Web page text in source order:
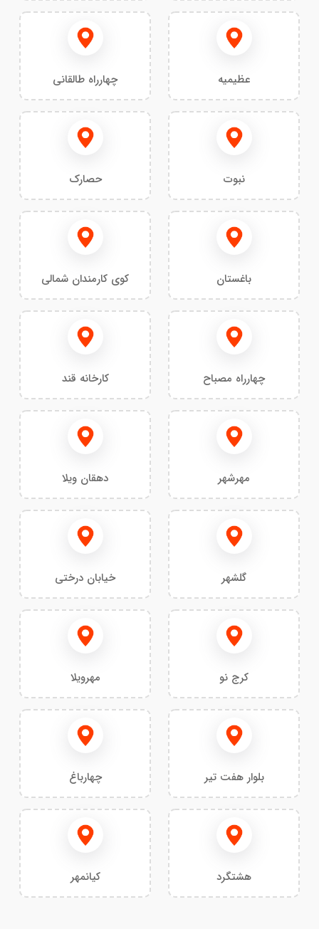
عظیمیه چهارراه طالقانی
نبوت حصارک
باغستان کوی کارمندان شمالی
چهارراه مصباح کارخانه قند
مهرشهر دهقان ویلا
گلشهر خیابان درختی
کرج نو مهرویلا
بلوار هفت تیر چهارباغ
هشتگرد کیانمهر